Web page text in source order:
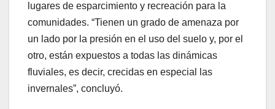
lugares de esparcimiento y recreación para la
comunidades. “Tienen un grado de amenaza por
un lado por la presión en el uso del suelo y, por el
otro, están expuestos a todas las dinámicas
fluviales, es decir, crecidas en especial las
invernales”, concluyó.